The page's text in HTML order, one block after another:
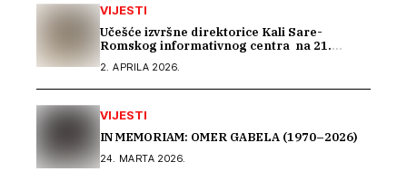
VIJESTI
Učešće izvršne direktorice Kali Sare-
Romskog informativnog centra na 21.
OCD
2. APRILA 2026.
VIJESTI
IN MEMORIAM: OMER GABELA (1970–2026)
24. MARTA 2026.